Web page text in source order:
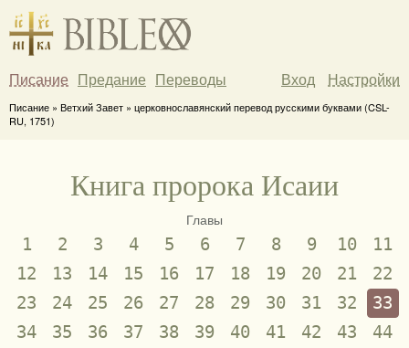
Писание Предание Переводы Вход Настройки
Писание » Ветхий Завет » церковнославянский перевод русскими буквами (CSL-
RU, 1751)
Книга пророка Исаии
Главы
1 2 3 4 5 6 7 8 9 10
11
12
13 14 15 16 17 18 19 20 21
22
23
24 25 26 27 28 29 30 31 32
33
34
35 36 37 38 39 40 41 42 43
44